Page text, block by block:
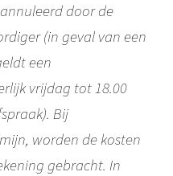
door de
(in geval van een
een
vrijdag tot 18.00
Bij
worden de kosten
gebracht. In